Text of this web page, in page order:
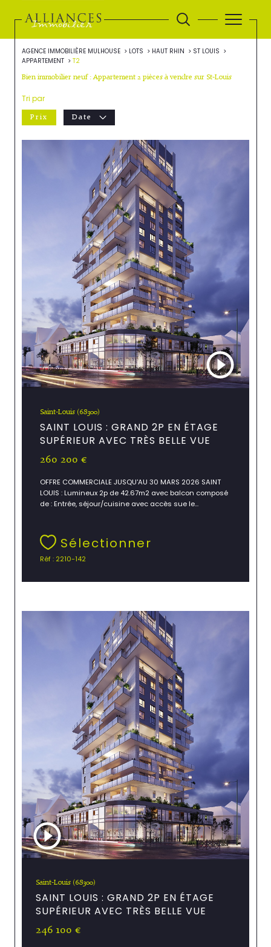
AGENCE IMMOBILIÈRE MULHOUSE LOTS HAUT RHIN
ST LOUIS
APPARTEMENT
T2
Bien immobilier neuf : Appartement 2 pièces à vendre sur St-Louis
Tri par
Prix Date
Saint-Louis (68300)
SAINT LOUIS : GRAND 2P EN ÉTAGE
SUPÉRIEUR AVEC TRÈS BELLE VUE
260 200 €
OFFRE COMMERCIALE JUSQU'AU 30 MARS 2026 SAINT
LOUIS : Lumineux 2p de 42.67m2 avec balcon composé
de : Entrée, séjour/cuisine avec accès sue le...
Sélectionner
Réf : 2210-142
Saint-Louis (68300)
SAINT LOUIS : GRAND 2P EN ÉTAGE
SUPÉRIEUR AVEC TRÈS BELLE VUE
246 100 €